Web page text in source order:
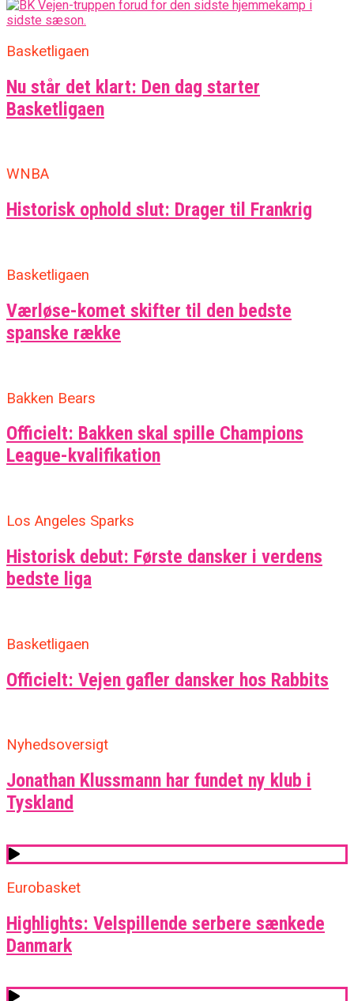
Basketligaen
Nu står det klart: Den dag starter
Basketligaen
WNBA
Historisk ophold slut: Drager til Frankrig
Basketligaen
Værløse-komet skifter til den bedste
spanske række
Bakken Bears
Officielt: Bakken skal spille Champions
League-kvalifikation
Los Angeles Sparks
Historisk debut: Første dansker i verdens
bedste liga
Basketligaen
Officielt: Vejen gafler dansker hos Rabbits
Nyhedsoversigt
Jonathan Klussmann har fundet ny klub i
Tyskland
Eurobasket
Highlights: Velspillende serbere sænkede
Danmark